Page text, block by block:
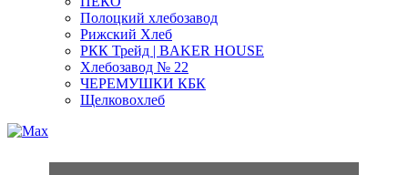
Полоцкий хлебозавод
Рижский Хлеб
РКК Трейд | BAKER HOUSE
Хлебозавод № 22
ЧЕРЕМУШКИ КБК
Щелковохлеб